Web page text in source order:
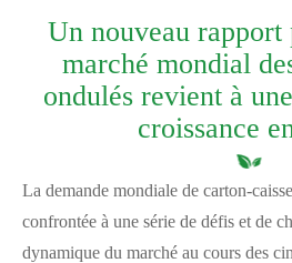
Un nouveau
marché mondial
ondulés revient à
croissance
La demande mondiale de carton-
confrontée à une série de défis et de
dynamique du marché au cours des